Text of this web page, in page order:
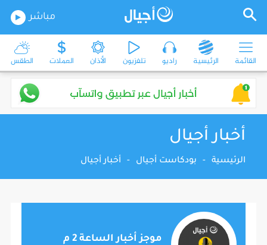
مباشر
القائمة الرئيسية راديو تلفزيون الأذان العملات الطقس
أخبار أجيال
الرئيسية - بودكاست أجيال - أخبار أجيال
موجز أخبار الساعة 2 م